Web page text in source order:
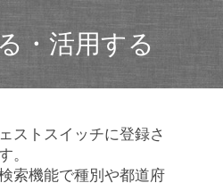
・活用する
ストスイッチに登録さ
。
索機能で種別や都道府